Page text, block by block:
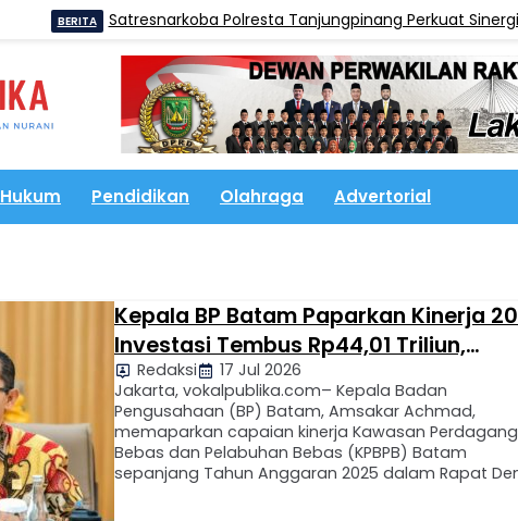
Satresnarkoba Polresta Tanjungpinang Perkuat Sinergi
Hukum Pendidikan Olahraga Advertorial
Kepala BP Batam Paparkan Kinerja
Investasi Tembus Rp44,01 Triliun,
Optimistis Raih Opini WTP Ke-10
Berturut-turut
Redaksi
17 Jul 2026
Jakarta, vokalpublika.com– Kepala Badan
Pengusahaan (BP) Batam, Amsakar Achmad,
memaparkan capaian kinerja Kawasan
Bebas dan Pelabuhan Bebas (KPBPB) Batam
sepanjang Tahun Anggaran 2025 dalam Rapat